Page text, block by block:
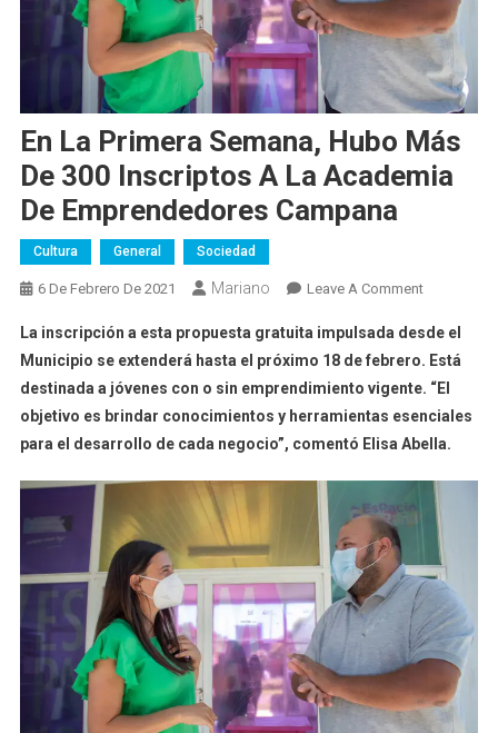
En La Primera Semana, Hubo Más
De 300 Inscriptos A La Academia
De Emprendedores Campana
Cultura General Sociedad
6 De Febrero De 2021 Mariano Leave A CommentOn
La
Primera
Semana,
Hubo
Más
300
Inscriptos
La
Academia
De
Campana
La inscripción a esta propuesta gratuita impulsada desde el
Municipio se extenderá hasta el próximo 18 de febrero. Está
destinada a jóvenes con o sin emprendimiento vigente. “El
objetivo es brindar conocimientos y herramientas esenciales
para el desarrollo de cada negocio”, comentó Elisa Abella.